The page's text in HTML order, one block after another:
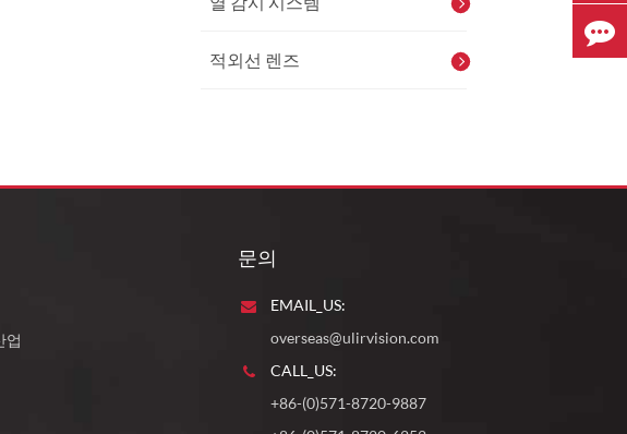
적외선 렌즈
업
문의
EMAIL_US:
overseas@ulirvision.com
CALL_US:
+86-(0)571-8720-9887